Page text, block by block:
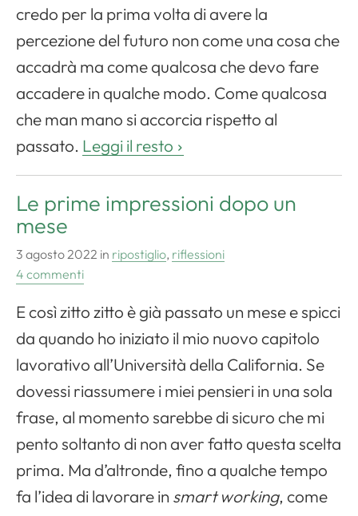
credo per la prima volta di avere la
percezione del futuro non come una cosa che
accadrà ma come qualcosa che devo fare
accadere in qualche modo. Come qualcosa
che man mano si accorcia rispetto al
passato. Leggi il resto
Le prime impressioni dopo un
mese
3 agosto 2022 in ripostiglio, riflessioni
4 commenti
E così zitto zitto è già passato un mese e spicci
da quando ho iniziato il mio nuovo capitolo
lavorativo all’Università della California. Se
dovessi riassumere i miei pensieri in una sola
frase, al momento sarebbe di sicuro che mi
pento soltanto di non aver fatto questa scelta
prima. Ma d’altronde, fino a qualche tempo
fa l’idea di lavorare in smart working, come